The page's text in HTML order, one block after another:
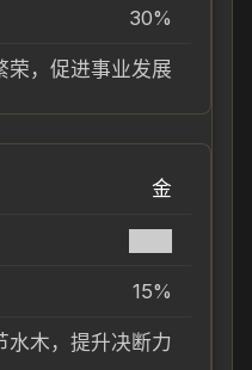
30%
荣，促进事业发展
金
15%
水木，提升决断力